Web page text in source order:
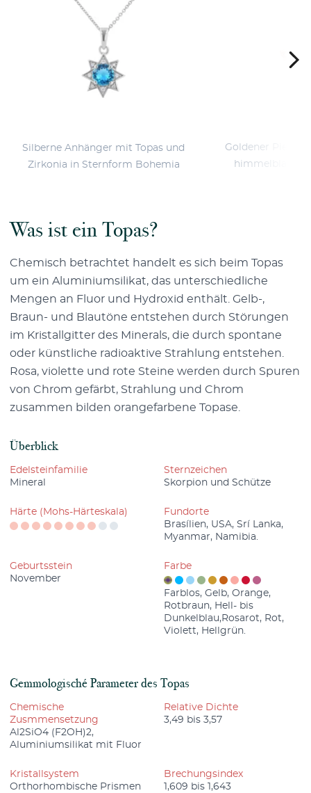
Silberne Anhänger mit Topas und
Zirkonia in Sternform Bohemia
Goldener
himmelblauen
Was ist ein Topas?
Chemisch betrachtet handelt es sich beim Topas
um ein Aluminiumsilikat, das unterschiedliche
Mengen an Fluor und Hydroxid enthält. Gelb-,
Braun- und Blautöne entstehen durch Störungen
im Kristallgitter des Minerals, die durch spontane
oder künstliche radioaktive Strahlung entstehen.
Rosa, violette und rote Steine werden durch Spuren
von Chrom gefärbt, Strahlung und Chrom
zusammen bilden orangefarbene Topase.
Überblick
Edelsteinfamilie
Mineral
Sternzeichen
Skorpion und Schütze
Härte (Mohs-Härteskala)
Fundorte
Brasílien, USA, Srí Lanka,
Myanmar, Namibia.
Geburtsstein
November
Farbe
Farblos, Gelb, Orange,
Rotbraun, Hell- bis
Dunkelblau,Rosarot, Rot,
Violett, Hellgrün.
Gemmologisché Parameter des Topas
Chemische
Zusmmensetzung
Al2SiO4 (F2OH)2,
Aluminiumsilikat mit Fluor
Relative Dichte
3,49 bis 3,57
Kristallsystem
Orthorhombische Prismen
Brechungsindex
1,609 bis 1,643